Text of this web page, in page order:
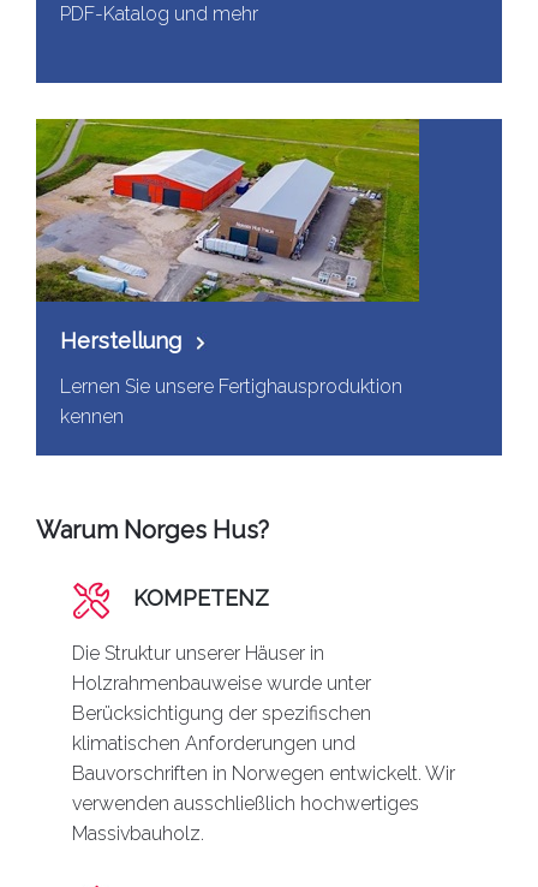
PDF-Katalog und mehr
Herstellung
Lernen Sie unsere Fertighausproduktion
kennen
Warum Norges Hus?
KOMPETENZ
Die Struktur unserer Häuser in
Holzrahmenbauweise wurde unter
Berücksichtigung der spezifischen
klimatischen Anforderungen und
Bauvorschriften in Norwegen entwickelt. Wir
verwenden ausschließlich hochwertiges
Massivbauholz.